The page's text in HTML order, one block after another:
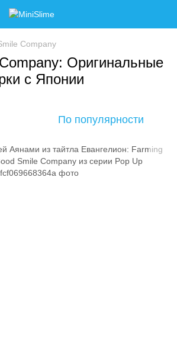
Company
Оригинальные
с Японии
По популярности